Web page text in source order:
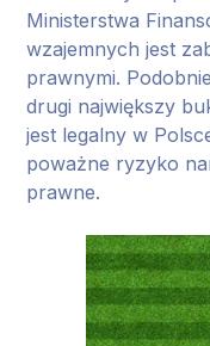
Ministerstwa
wzajemnych jest
prawnymi.
drugi największy
jest legalny w
poważne ryzyko
prawne.